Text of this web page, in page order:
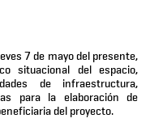
7 de mayo del presente,
situacional del espacio,
de infraestructura,
para la elaboración de
del proyecto.